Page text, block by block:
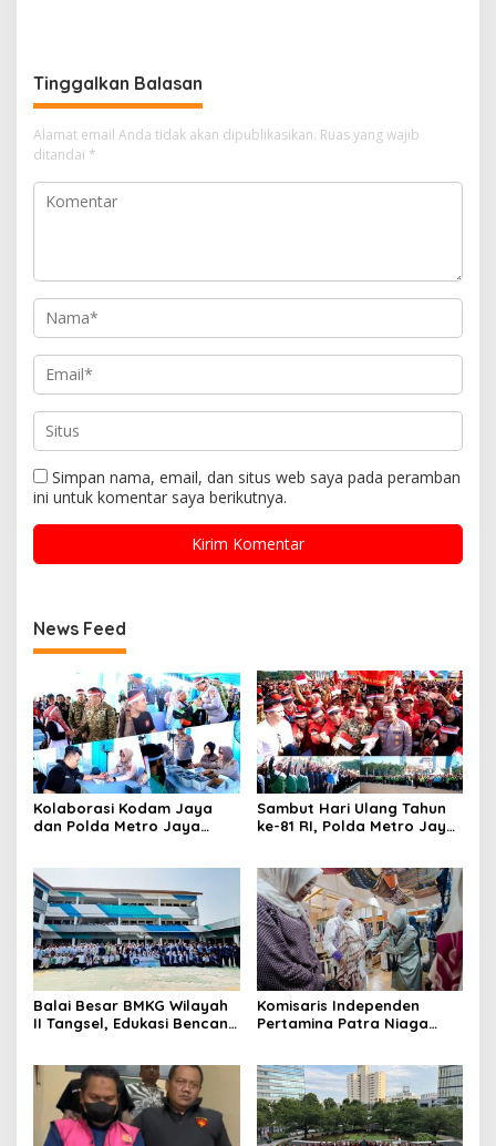
Tinggalkan Balasan
Alamat email Anda tidak akan dipublikasikan. Ruas yang wajib
ditandai *
Simpan nama, email, dan situs web saya pada peramban
ini untuk komentar saya berikutnya.
News Feed
Kolaborasi Kodam Jaya
dan Polda Metro Jaya
Sambut Hari Ulang Tahun
ke-81 RI, Polda Metro Jaya
Balai Besar BMKG Wilayah
II Tangsel, Edukasi Bencana
23
Komisaris Independen
Pertamina Patra Niaga
Sentuhan Kemanusiaan dan
Keberlanjutan